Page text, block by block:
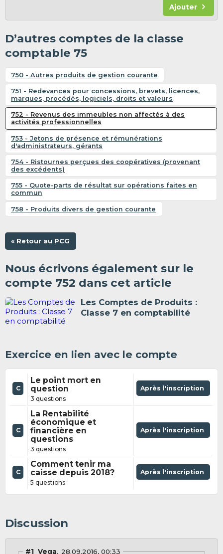
Ajouter
D’autres comptes de la classe
comptable 75
750 - Autres produits de gestion courante
751 - Redevances pour concessions, brevets, licences,
marques, procédés, logiciels, droits et valeurs
752 - Revenus des immeubles non affectés à des
activités professionnelles
753 - Jetons de présence et rémunérations
d'administrateurs, gérants
754 - Ristournes perçues des coopératives (provenant
des excédents)
755 - Quote-parts de résultat sur opérations faites en
commun
758 - Produits divers de gestion courante
« Retour au PCG
Nous écrivons également sur le
compte 752 dans cet article
Les Comptes de Produits :
Classe 7 en comptabilité
Exercice en lien avec le compte
C
Le point mort en
question
3 questions
Après l'inscription
C
La Rentabilité
économique et
financière en
questions
3 questions
Après l'inscription
C
Comment tenir ma
caisse depuis 2018?
5 questions
Après l'inscription
Discussion
#1 Vega 28.09.2016, 00:33